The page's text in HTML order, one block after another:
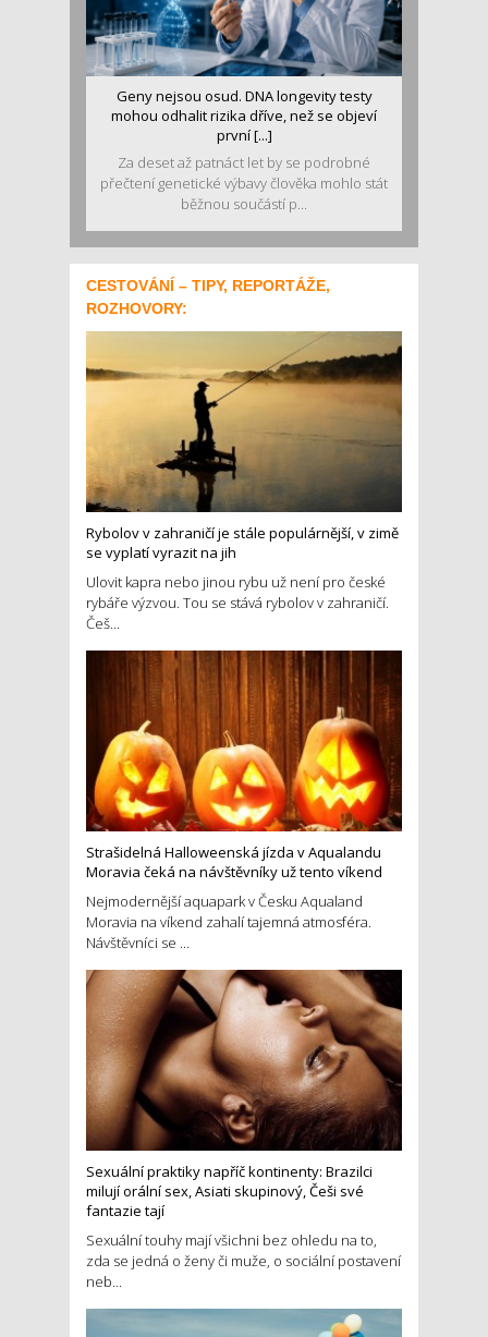
Geny nejsou osud. DNA longevity testy
mohou odhalit rizika dříve, než se objeví
první [...]
Za deset až patnáct let by se podrobné
přečtení genetické výbavy člověka mohlo stát
běžnou součástí p...
CESTOVÁNÍ – TIPY, REPORTÁŽE,
ROZHOVORY:
Rybolov v zahraničí je stále populárnější, v zimě
se vyplatí vyrazit na jih
Ulovit kapra nebo jinou rybu už není pro české
rybáře výzvou. Tou se stává rybolov v zahraničí.
Češ...
Strašidelná Halloweenská jízda v Aqualandu
Moravia čeká na návštěvníky už tento víkend
Nejmodernější aquapark v Česku Aqualand
Moravia na víkend zahalí tajemná atmosféra.
Návštěvníci se ...
Sexuální praktiky napříč kontinenty: Brazilci
milují orální sex, Asiati skupinový, Češi své
fantazie tají
Sexuální touhy mají všichni bez ohledu na to,
zda se jedná o ženy či muže, o sociální postavení
neb...